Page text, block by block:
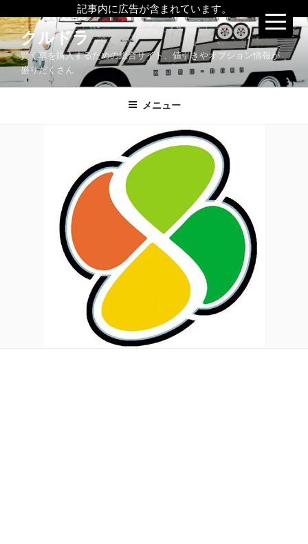
記事内に広告が含まれています。
コ
ン
テ
ツ
クルドラ
賢く車を購入するための総合サイト、値引きやオプション情報が
盛りだくさん
メニュー